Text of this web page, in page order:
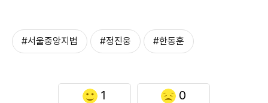
#서울중앙지법 #정진웅 #한동훈
1 0